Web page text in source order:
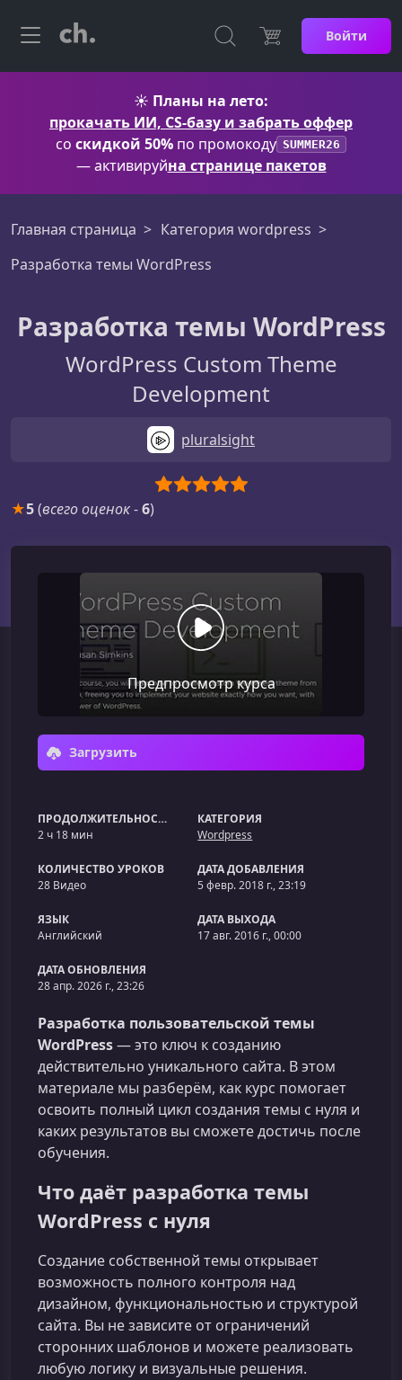
Войти
☀️ Планы на лето:
прокачать ИИ, CS-базу и забрать оффер
со скидкой 50% по промокоду SUMMER26
— активируйна странице пакетов
Главная страница
Категория wordpress
Разработка темы WordPress
Разработка темы WordPress
WordPress Custom Theme
Development
pluralsight
★5(всего оценок-6)
Предпросмотр курса
Загрузить
ПРОДОЛЖИТЕЛЬНОСТЬ
2 ч 18 мин
КАТЕГОРИЯ
Wordpress
КОЛИЧЕСТВО УРОКОВ
28 Видео
ДАТА ДОБАВЛЕНИЯ
5 февр. 2018 г., 23:19
ЯЗЫК
Английский
ДАТА ВЫХОДА
17 авг. 2016 г., 00:00
ДАТА ОБНОВЛЕНИЯ
28 апр. 2026 г., 23:26
Разработка пользовательской темы
WordPress— это ключ к созданию
действительно уникального сайта. В этом
материале мы разберём, как курс помогает
освоить полный цикл создания темы с нуля и
каких результатов вы сможете достичь после
обучения.
Что даёт разработка темы
WordPress с нуля
Создание собственной темы открывает
возможность полного контроля над
дизайном, функциональностью и структурой
сайта. Вы не зависите от ограничений
сторонних шаблонов и можете реализовать
любую логику и визуальные решения.